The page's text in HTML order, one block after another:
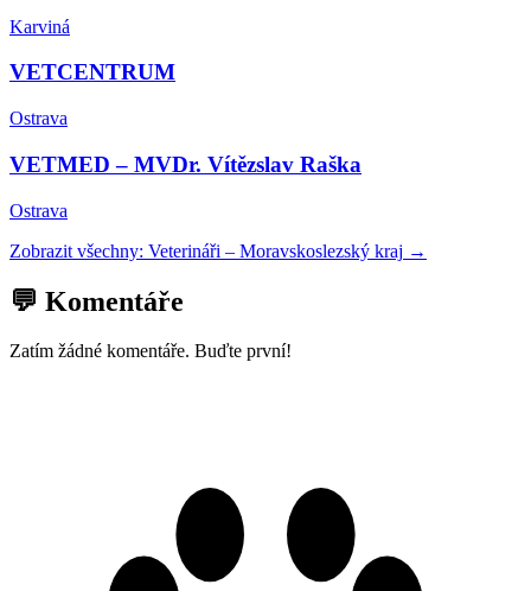
Karviná
VETCENTRUM
Ostrava
VETMED – MVDr. Vítězslav Raška
Ostrava
Zobrazit všechny: Veterináři – Moravskoslezský kraj →
💬 Komentáře
Zatím žádné komentáře. Buďte první!